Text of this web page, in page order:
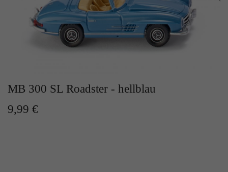
MB 300 SL Roadster - hellblau
9,99 €
Solange es gesetzt ist, werden bestimmte
Datenübertragungen unterbunden.